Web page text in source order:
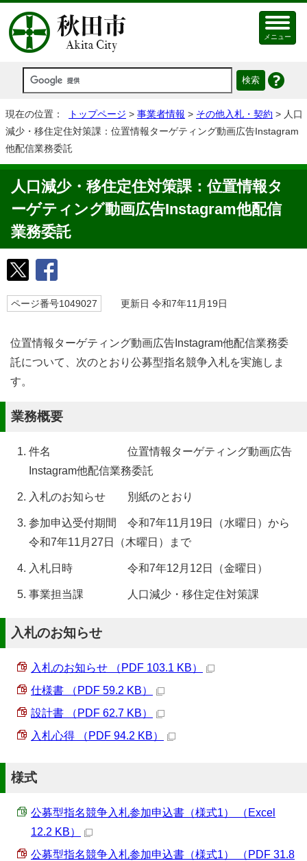
メニュー
現在の位置： トップページ > 事業者情報 > その他入札・契約 > 人口
減少・移住定住対策課：位置情報ターゲティング動画広告Instagram
他配信業務委託
人口減少・移住定住対策課：位置情報タ
ーゲティング動画広告Instagram他配信
業務委託
ページ番号1049027 更新日 令和7年11月19日
位置情報ターゲティング動画広告Instagram他配信業務委
託について、次のとおり公募型指名競争入札を実施しま
す。
業務概要
件名 位置情報ターゲティング動画広告
Instagram他配信業務委託
入札のお知らせ 別紙のとおり
参加申込受付期間 令和7年11月19日（水曜日）から
令和7年11月27日（木曜日）まで
入札日時 令和7年12月12日（金曜日）
事業担当課 人口減少・移住定住対策課
入札のお知らせ
入札のお知らせ （PDF 103.1 KB）
仕様書 （PDF 59.2 KB）
設計書 （PDF 62.7 KB）
入札心得 （PDF 94.2 KB）
様式
公募型指名競争入札参加申込書（様式1） （Excel
12.2 KB）
公募型指名競争入札参加申込書（様式1） （PDF 31.8